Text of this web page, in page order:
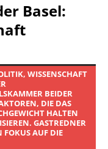
Basel:
WISSENSCHAFT
BEIDER
DIE DAS
HALTEN
GASTREDNER
FOKUS AUF DIE